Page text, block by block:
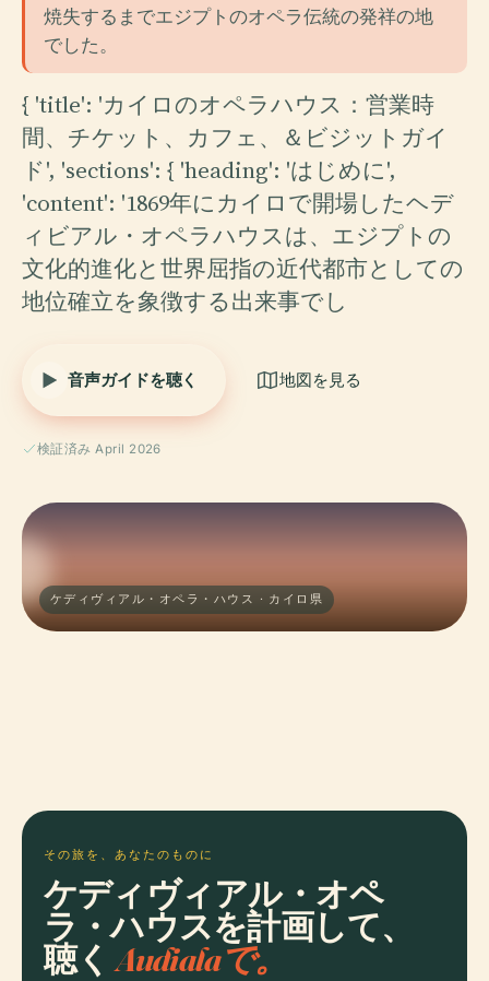
焼失するまでエジプトのオペラ伝統の発祥の地
でした。
{ 'title': 'カイロのオペラハウス：営業時
間、チケット、カフェ、＆ビジットガイ
ド', 'sections': { 'heading': 'はじめに',
'content': '1869年にカイロで開場したヘデ
ィビアル・オペラハウスは、エジプトの
文化的進化と世界屈指の近代都市としての
地位確立を象徴する出来事でし
音声ガイドを聴く 地図を見る
検証済み April 2026
ケディヴィアル・オペラ・ハウス · カイロ県
その旅を、あなたのものに
ケディヴィアル・オペ
ラ・ハウスを計画して、
聴く Audialaで。